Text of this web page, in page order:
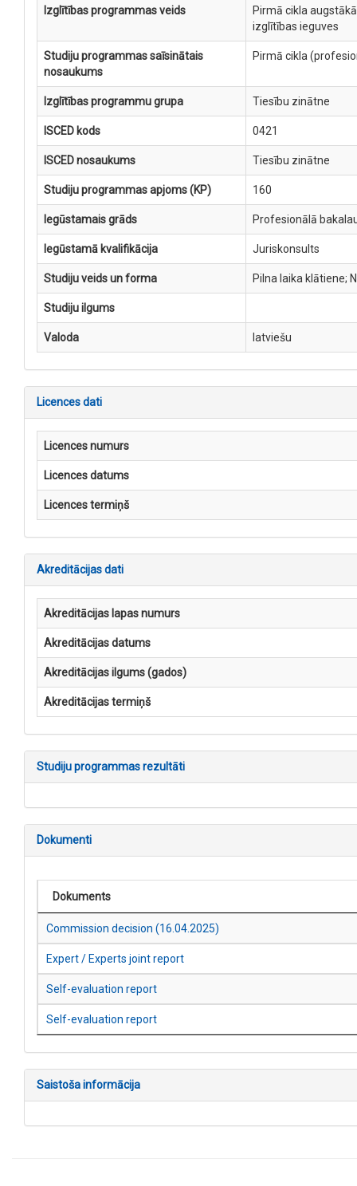
Izglītības programmas veids
Pirmā cikla
izglītības ieguves
Studiju programmas saīsinātais
nosaukums
Pirmā cikla
Izglītības programmu grupa Tiesību zinātne
ISCED kods 0421
ISCED nosaukums Tiesību zinātne
Studiju programmas apjoms (KP) 160
Iegūstamais grāds Profesionālā
Iegūstamā kvalifikācija Juriskonsults
Studiju veids un forma Pilna laika klātiene;
Studiju ilgums
Valoda latviešu
Licences dati
Licences numurs
Licences datums
Licences termiņš
Akreditācijas dati
Akreditācijas lapas numurs
Akreditācijas datums
Akreditācijas ilgums (gados)
Akreditācijas termiņš
Studiju programmas rezultāti
Dokumenti
Dokuments
Commission decision (16.04.2025)
Expert / Experts joint report
Self-evaluation report
Self-evaluation report
Saistoša informācija